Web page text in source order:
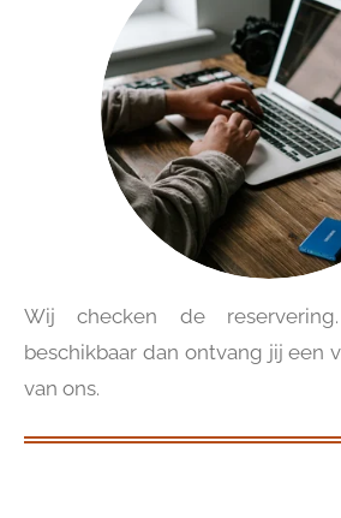
Wij checken de
beschikbaar dan ontvang jij een
van ons.